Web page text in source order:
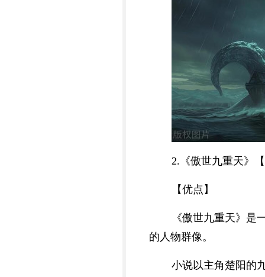
2.《傲世九重天》
【优点】
《傲世九重天》
的人物群像。
小说以主角楚阳的